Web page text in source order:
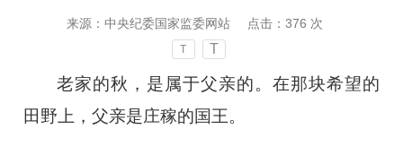
来源： 中央纪委国家监委网站 点击： 376 次
T T
老家的秋，是属于父亲的。在那块希望的
田野上，父亲是庄稼的国王。